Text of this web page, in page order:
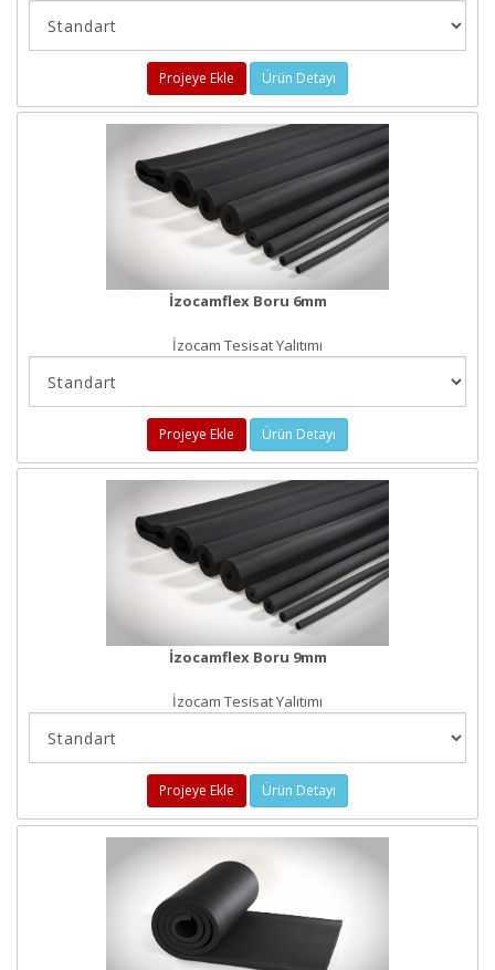
Projeye Ekle Ürün Detayı
İzocamflex Boru 6mm
İzocam Tesisat Yalıtımı
Projeye Ekle Ürün Detayı
İzocamflex Boru 9mm
İzocam Tesisat Yalıtımı
Projeye Ekle Ürün Detayı